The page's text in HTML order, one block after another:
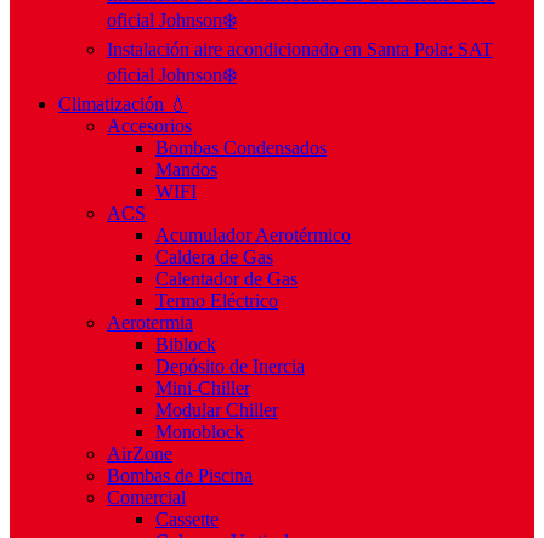
oficial Johnson❄️
Instalación aire acondicionado en Santa Pola: SAT
oficial Johnson❄️
Climatización 💧
Accesorios
Bombas Condensados
Mandos
WIFI
ACS
Acumulador Aerotérmico
Caldera de Gas
Calentador de Gas
Termo Eléctrico
Aerotermia
Biblock
Depósito de Inercia
Mini-Chiller
Modular Chiller
Monoblock
AirZone
Bombas de Piscina
Comercial
Cassette